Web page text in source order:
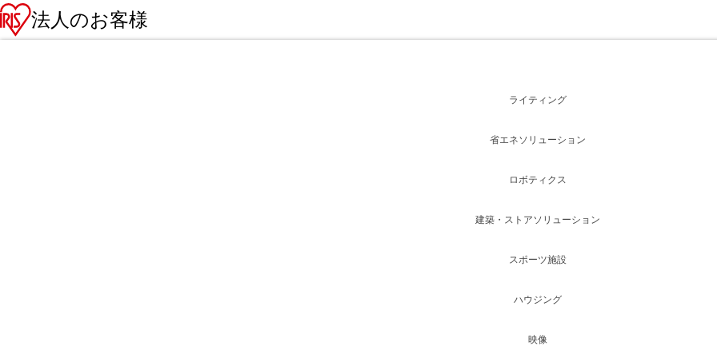
法人のお客様
ライティング
省エネソリューション
ロボティクス
建築・ストアソリューション
スポーツ施設
ハウジング
映像